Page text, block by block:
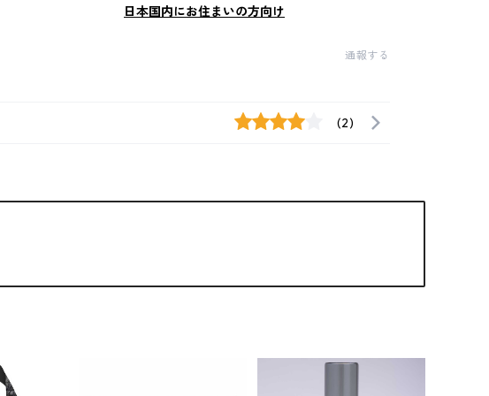
日本国内にお住まいの方向け
通報する
(2)